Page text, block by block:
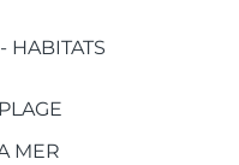
HABITATS
MER